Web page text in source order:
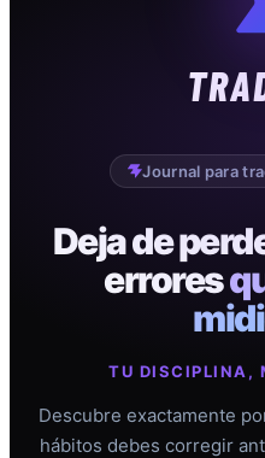
Journal para
Deja de
errores
TU DISCIPLINA,
Descubre exactamente
hábitos debes corregir